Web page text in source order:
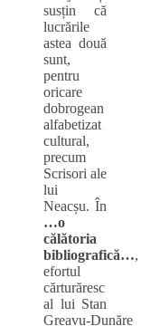
susțin că
lucrările
astea două
sunt,
pentru
oricare
dobrogean
alfabetizat
cultural,
precum
Scrisori ale
lui
Neacșu. În
…o
călătoria
bibliografică…,
efortul
cărturăresc
al lui Stan
Greavu‑Dunăre